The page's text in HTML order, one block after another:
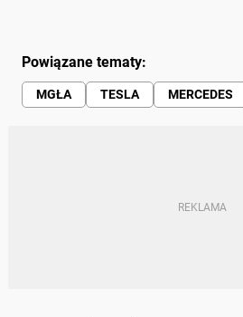
Powiązane tematy:
MGŁA TESLA MERCEDES